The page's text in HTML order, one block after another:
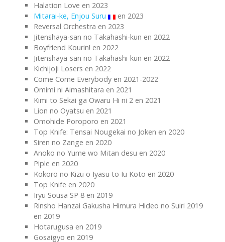
Halation Love en 2023
Mitarai-ke, Enjou Suru
en 2023
Reversal Orchestra en 2023
Jitenshaya-san no Takahashi-kun en 2022
Boyfriend Kourin! en 2022
Jitenshaya-san no Takahashi-kun en 2022
Kichijoji Losers en 2022
Come Come Everybody en 2021-2022
Omimi ni Aimashitara en 2021
Kimi to Sekai ga Owaru Hi ni 2 en 2021
Lion no Oyatsu en 2021
Omohide Poroporo en 2021
Top Knife: Tensai Nougekai no Joken en 2020
Siren no Zange en 2020
Anoko no Yume wo Mitan desu en 2020
Piple en 2020
Kokoro no Kizu o Iyasu to Iu Koto en 2020
Top Knife en 2020
Iryu Sousa SP 8 en 2019
Rinsho Hanzai Gakusha Himura Hideo no Suiri 2019
en 2019
Hotarugusa en 2019
Gosaigyo en 2019